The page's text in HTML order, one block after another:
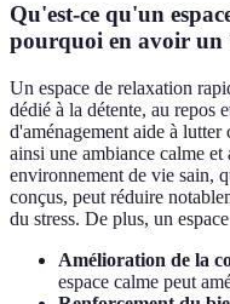
Qu'est-ce qu'un
pourquoi en avoir un
Un espace de relaxation
dédié à la détente, au repos
d'aménagement aide à
ainsi une ambiance calme et
environnement de vie sain,
conçus, peut réduire
du stress. De plus, un
Amélioration de la
espace calme peut